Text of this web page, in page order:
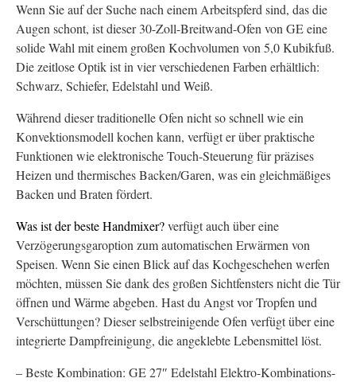
Wenn Sie auf der Suche nach einem Arbeitspferd sind, das die
Augen schont, ist dieser 30-Zoll-Breitwand-Ofen von GE eine
solide Wahl mit einem großen Kochvolumen von 5,0 Kubikfuß.
Die zeitlose Optik ist in vier verschiedenen Farben erhältlich:
Schwarz, Schiefer, Edelstahl und Weiß.
Während dieser traditionelle Ofen nicht so schnell wie ein
Konvektionsmodell kochen kann, verfügt er über praktische
Funktionen wie elektronische Touch-Steuerung für präzises
Heizen und thermisches Backen/Garen, was ein gleichmäßiges
Backen und Braten fördert.
Was ist der beste Handmixer?verfügt auch über eine
Verzögerungsgaroption zum automatischen Erwärmen von
Speisen. Wenn Sie einen Blick auf das Kochgeschehen werfen
möchten, müssen Sie dank des großen Sichtfensters nicht die Tür
öffnen und Wärme abgeben. Hast du Angst vor Tropfen und
Verschüttungen? Dieser selbstreinigende Ofen verfügt über eine
integrierte Dampfreinigung, die angeklebte Lebensmittel löst.
– Beste Kombination: GE 27″ Edelstahl Elektro-Kombinations-